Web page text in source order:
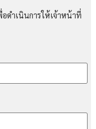
ดำเนินการให้เจ้าหน้าที่